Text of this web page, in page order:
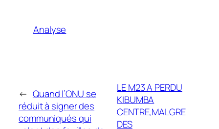
Analyse
← Quand l’ONU se
réduit à signer des
communiqués qui
LE M23 A PERDU
KIBUMBA
CENTRE,MALGRE
DES